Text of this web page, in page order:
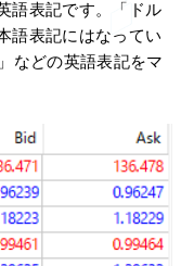
語表記です。「ドル
語表記にはなってい
などの英語表記をマ